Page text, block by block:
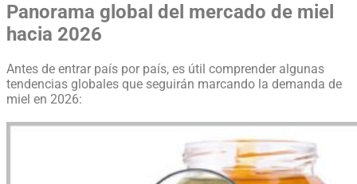
Panorama global del mercado de miel
hacia 2026
Antes de entrar país por país, es útil comprender algunas
tendencias globales que seguirán marcando la demanda de
miel en 2026: